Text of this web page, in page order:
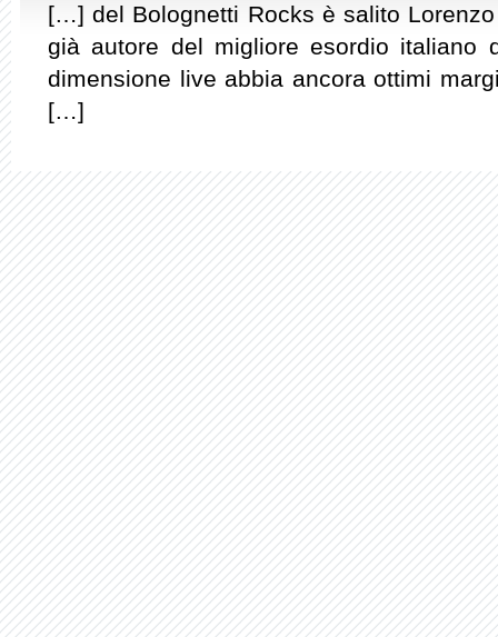
[…] del Bolognetti Rocks è salito
già autore del migliore esordio italiano
dimensione live abbia ancora ottimi
[…]